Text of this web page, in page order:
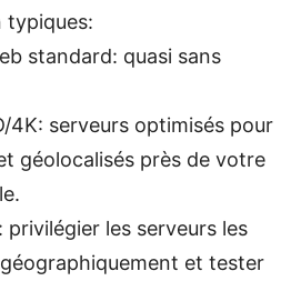
typiques:
standard: quasi sans
4K: serveurs optimisés pour
géolocalisés près de votre
privilégier les serveurs les
et tester